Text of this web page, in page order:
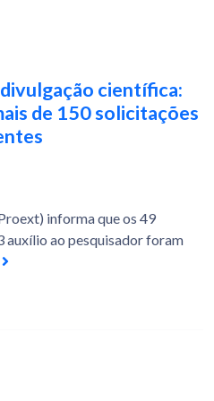
científica:
de 150 solicitações
informa que os 49
auxílio ao pesquisador foram